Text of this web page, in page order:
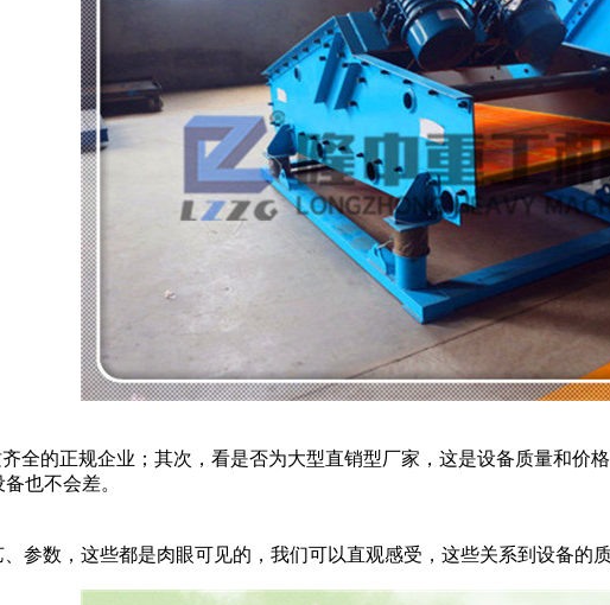
全的正规企业；其次，看是否为大型直销型厂家，这是设备质量和价
也不会差。
参数，这些都是肉眼可见的，我们可以直观感受，这些关系到设备的